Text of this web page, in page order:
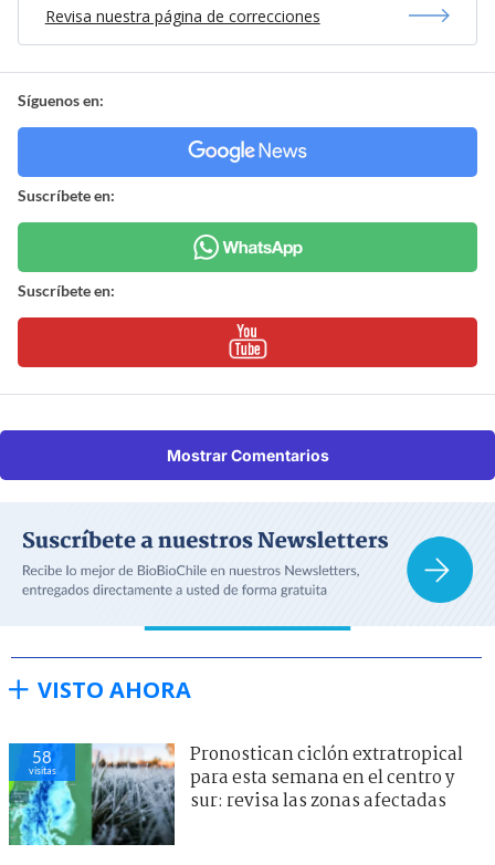
Revisa nuestra página de correcciones
Síguenos en:
Suscríbete en:
Suscríbete en:
Mostrar Comentarios
VISTO AHORA
58
visitas
Pronostican ciclón extratropical
para esta semana en el centro y
sur: revisa las zonas afectadas